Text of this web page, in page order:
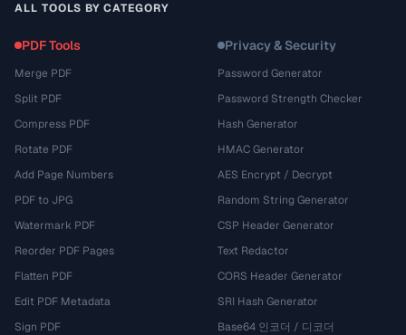
ALL TOOLS BY CATEGORY
PDF Tools
Merge PDF
Split PDF
Compress PDF
Rotate PDF
Add Page Numbers
PDF to JPG
Watermark PDF
Reorder PDF Pages
Flatten PDF
Edit PDF Metadata
Sign PDF
Privacy & Security
Password Generator
Password Strength Checker
Hash Generator
HMAC Generator
AES Encrypt / Decrypt
Random String Generator
CSP Header Generator
Text Redactor
CORS Header Generator
SRI Hash Generator
Base64 인코더 / 디코더